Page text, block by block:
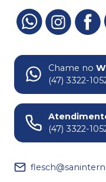
Chame no
(47) 3322-
(47) 3322-